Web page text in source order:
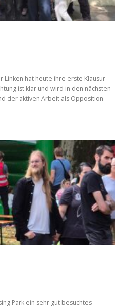
hat heute ihre erste Klausur
ist klar und wird in den nächsten
der aktiven Arbeit als Opposition
Park ein sehr gut besuchtes